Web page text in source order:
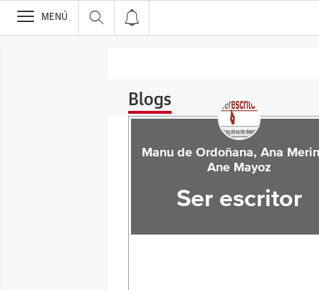
>
MENÚ
Blogs
Manu de Ordoñana, Ana
Ane Mayoz
Ser escritor